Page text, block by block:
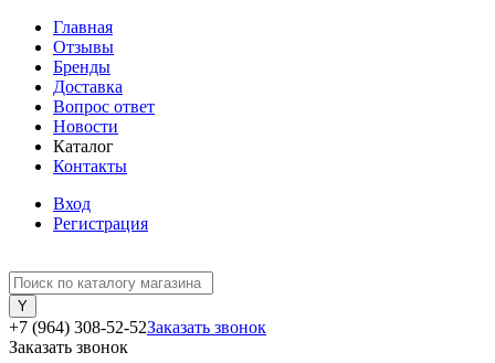
Главная
Отзывы
Бренды
Доставка
Вопрос ответ
Новости
Каталог
Контакты
Вход
Регистрация
+7 (964) 308-52-52Заказать звонок
Заказать звонок